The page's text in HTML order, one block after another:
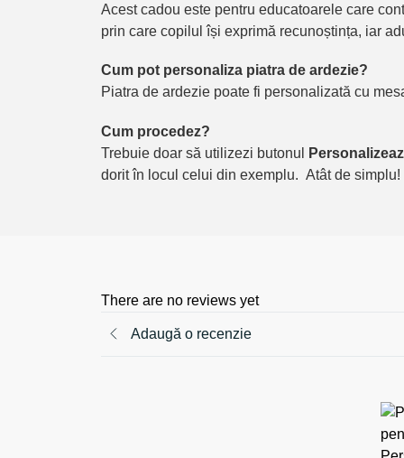
Acest cadou este pentru educatoarele care
prin care copilul își exprimă recunoștința, iar
Cum pot personaliza piatra de ardezie?
Piatra de ardezie poate fi personalizată cu
Cum procedez?
Trebuie doar să utilizezi butonul
dorit în locul celui din exemplu. Atât de simplu!
There are no reviews yet
Adaugă o recenzie